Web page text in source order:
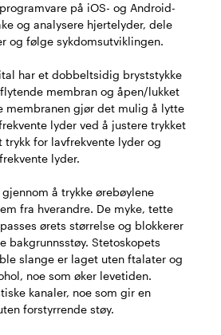
på iOS- og Android-
og analysere hjertelyder, dele
og følge sykdomsutviklingen.
har et dobbeltsidig bryststykke
membran og åpen/lukket
membranen gjør det mulig å lytte
lyder ved å justere trykket
trykk for lavfrekvente lyder og
lyder.
å trykke ørebøylene
fra hverandre. De myke, tette
ørets størrelse og blokkerer
bakgrunnsstøy. Stetoskopets
slange er laget uten ftalater og
noe som øker levetiden.
kanaler, noe som gir en
forstyrrende støy.